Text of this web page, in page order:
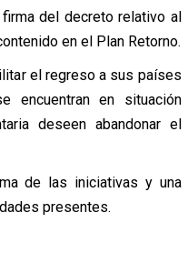
del decreto relativo al
en el Plan Retorno.
el regreso a sus países
encuentran en situación
deseen abandonar el
de las iniciativas y una
presentes.